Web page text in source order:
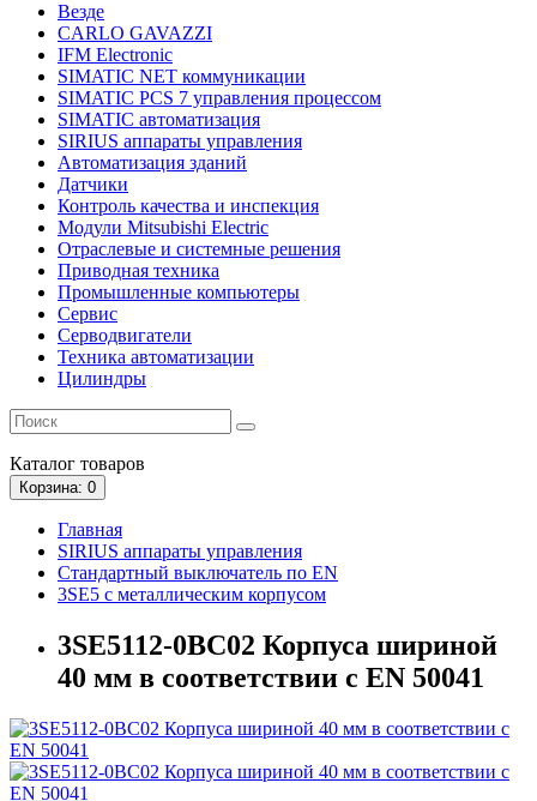
Везде
CARLO GAVAZZI
IFM Electronic
SIMATIC NET коммуникации
SIMATIC PCS 7 управления процессом
SIMATIC автоматизация
SIRIUS аппараты управления
Автоматизация зданий
Датчики
Контроль качества и инспекция
Модули Mitsubishi Electric
Отраслевые и системные решения
Приводная техника
Промышленные компьютеры
Сервис
Серводвигатели
Техника автоматизации
Цилиндры
Каталог товаров
Корзина: 0
Главная
SIRIUS аппараты управления
Стандартный выключатель по EN
3SE5 с металлическим корпусом
3SE5112-0BC02 Корпуса шириной
40 мм в соответствии с EN 50041